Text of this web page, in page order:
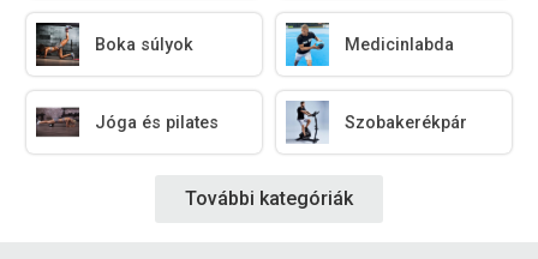
Boka súlyok Medicinlabda
Jóga és pilates Szobakerékpár
További kategóriák